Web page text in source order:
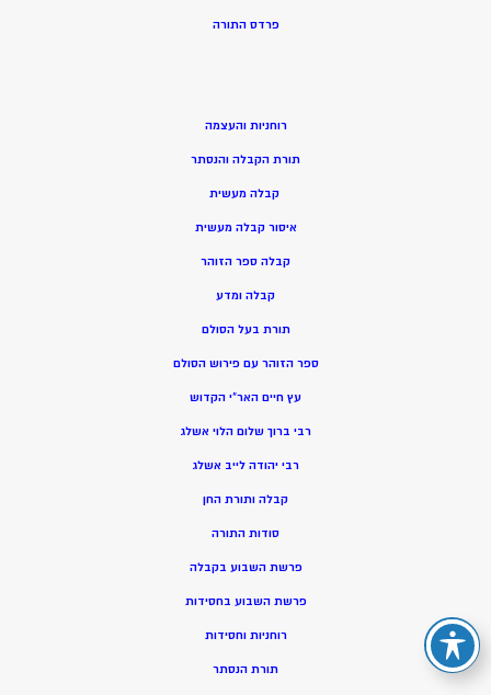
פרדס התורה
רוחניות והעצמה
תורת הקבלה והנסתר
קבלה מעשית
איסור קבלה מעשית
קבלה ספר הזוהר
קבלה ומדע
תורת בעל הסולם
ספר הזוהר עם פירוש הסולם
עץ חיים האר”י הקדוש
רבי ברוך שלום הלוי אשלג
רבי יהודה לייב אשלג
קבלה ותורת החן
סודות התורה
פרשת השבוע בקבלה
פרשת השבוע בחסידות
רוחניות וחסידות
תורת הנסתר